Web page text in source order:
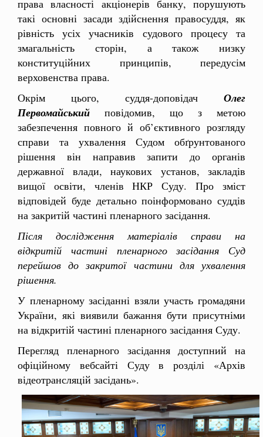
права власності акціонерів банку, порушують
такі основні засади здійснення правосуддя, як
рівність усіх учасників судового процесу та
змагальність сторін, а також низку
конституційних принципів, передусім
верховенства права.
Окрім цього, суддя-доповідач Олег
Первомайський повідомив, що з метою
забезпечення повного й об’єктивного розгляду
справи та ухвалення Судом обґрунтованого
рішення він направив запити до органів
державної влади, наукових установ, закладів
вищої освіти, членів НКР Суду. Про зміст
відповідей буде детально поінформовано суддів
на закритій частині пленарного засідання.
Після дослідження матеріалів справи на
відкритій частині пленарного засідання Суд
перейшов до закритої частини для ухвалення
рішення.
У пленарному засіданні взяли участь громадяни
України, які виявили бажання бути присутніми
на відкритій частині пленарного засідання Суду.
Перегляд пленарного засідання доступний на
офіційному вебсайті Суду в розділі «Архів
відеотрансляцій засідань».